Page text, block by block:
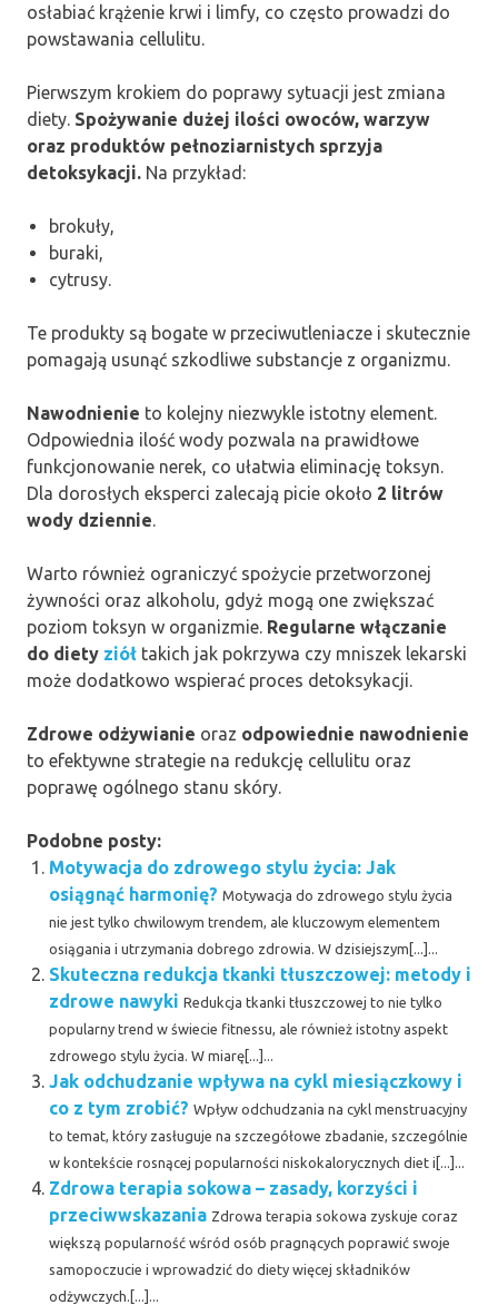
osłabiać krążenie krwi i limfy, co często prowadzi do
powstawania cellulitu.
Pierwszym krokiem do poprawy sytuacji jest zmiana
diety. Spożywanie dużej ilości owoców, warzyw
oraz produktów pełnoziarnistych sprzyja
detoksykacji. Na przykład:
brokuły,
buraki,
cytrusy.
Te produkty są bogate w przeciwutleniacze i skutecznie
pomagają usunąć szkodliwe substancje z organizmu.
Nawodnienie to kolejny niezwykle istotny element.
Odpowiednia ilość wody pozwala na prawidłowe
funkcjonowanie nerek, co ułatwia eliminację toksyn.
Dla dorosłych eksperci zalecają picie około 2 litrów
wody dziennie
Warto również ograniczyć spożycie przetworzonej
żywności oraz alkoholu, gdyż mogą one zwiększać
poziom toksyn w organizmie. Regularne włączanie
do diety ziół takich jak pokrzywa czy mniszek lekarski
może dodatkowo wspierać proces detoksykacji.
Zdrowe odżywianie oraz odpowiednie nawodnienie
to efektywne strategie na redukcję cellulitu oraz
poprawę ogólnego stanu skóry.
Podobne posty:
Motywacja do zdrowego stylu życia: Jak
osiągnąć harmonię? Motywacja do zdrowego stylu życia
nie jest tylko chwilowym trendem, ale kluczowym elementem
osiągania i utrzymania dobrego zdrowia. W dzisiejszym[...]...
Skuteczna redukcja tkanki tłuszczowej: metody i
zdrowe nawyki Redukcja tkanki tłuszczowej to nie tylko
popularny trend w świecie fitnessu, ale również istotny aspekt
zdrowego stylu życia. W miarę[...]...
Jak odchudzanie wpływa na cykl miesiączkowy i
co z tym zrobić? Wpływ odchudzania na cykl menstruacyjny
to temat, który zasługuje na szczegółowe zbadanie, szczególnie
w kontekście rosnącej popularności niskokalorycznych diet i[...]...
Zdrowa terapia sokowa – zasady, korzyści i
przeciwwskazania Zdrowa terapia sokowa zyskuje coraz
większą popularność wśród osób pragnących poprawić swoje
samopoczucie i wprowadzić do diety więcej składników
odżywczych.[...]...